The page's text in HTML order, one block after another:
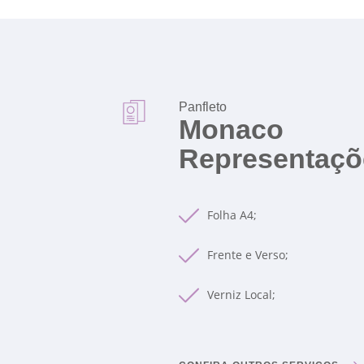
Panfleto
Monaco
Folha A4;
Frente e Verso;
Verniz Local;